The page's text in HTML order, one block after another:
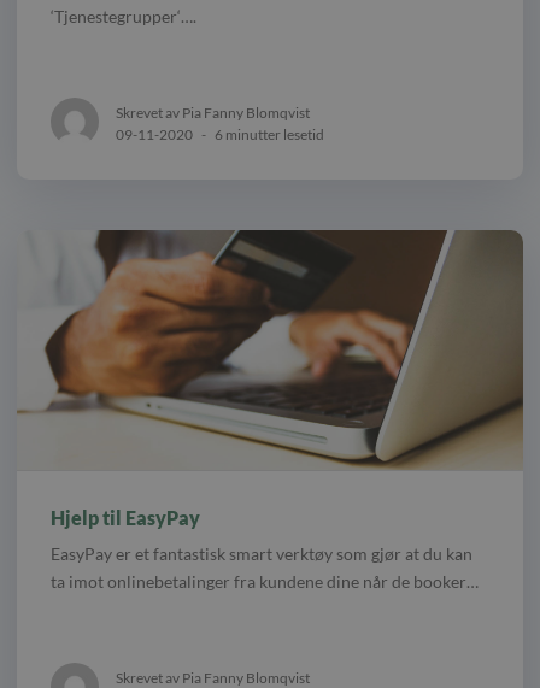
‘Tjenestegrupper‘….
Skrevet av Pia Fanny Blomqvist
09-11-2020 - 6 minutter lesetid
Hjelp til EasyPay
EasyPay er et fantastisk smart verktøy som gjør at du kan
ta imot onlinebetalinger fra kundene dine når de booker…
Skrevet av Pia Fanny Blomqvist